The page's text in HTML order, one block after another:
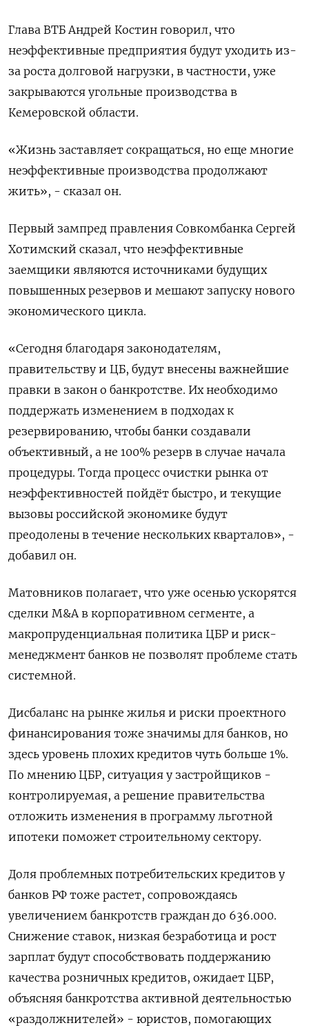
Глава ВТБ Андрей Костин говорил, что
неэффективные предприятия будут уходить из-
за роста ​долговой нагрузки, в частности, уже
закрываются угольные производства в
Кемеровской области.
«Жизнь заставляет сокращаться, но еще многие
неэффективные производства ‌продолжают
жить», - сказал он.
Первый зампред правления Совкомбанка Сергей
Хотимский сказал, что неэффективные
заемщики являются источниками будущих
повышенных резервов и мешают запуску нового
экономического цикла.
«Сегодня благодаря законодателям,
правительству и ЦБ, будут внесены важнейшие
правки в закон о банкротстве. Их необходимо
поддержать изменением в подходах к
резервированию, чтобы банки создавали
объективный, а не 100% резерв в случае начала
процедуры. Тогда процесс очистки рынка от
неэффективностей пойдёт быстро, и ​текущие
вызовы российской экономике будут
преодолены в течение нескольких кварталов», -
добавил он.
Матовников полагает, что уже осенью ускорятся
сделки M&A в корпоративном сегменте, а
макропруденциальная политика ЦБР и риск-
менеджмент банков не позволят проблеме стать
системной.
Дисбаланс на рынке жилья и риски проектного
финансирования тоже значимы для банков, но
здесь уровень плохих кредитов чуть больше 1%.
По мнению ЦБР, ситуация у застройщиков -
контролируемая, а решение правительства
отложить изменения в программу льготной
ипотеки поможет строительному сектору.
Доля проблемных потребительских кредитов у
банков РФ тоже растет, сопровождаясь
увеличением банкротств граждан до 636.000.
Снижение ставок, низкая безработица и рост
зарплат будут способствовать поддержанию
качества розничных кредитов, ожидает ЦБР,
объясняя банкротства активной деятельностью
«раздолжнителей» - юристов, помогающих